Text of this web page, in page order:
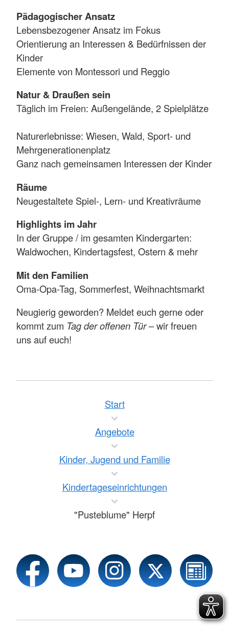
Pädagogischer Ansatz
Lebensbezogener Ansatz im Fokus
Orientierung an Interessen & Bedürfnissen der
Kinder
Elemente von Montessori und Reggio
Natur & Draußen sein
Täglich im Freien: Außengelände, 2 Spielplätze
Naturerlebnisse: Wiesen, Wald, Sport- und
Mehrgenerationenplatz
Ganz nach gemeinsamen Interessen der Kinder
Räume
Neugestaltete Spiel-, Lern- und Kreativräume
Highlights im Jahr
In der Gruppe / im gesamten Kindergarten:
Waldwochen, Kindertagsfest, Ostern & mehr
Mit den Familien
Oma-Opa-Tag, Sommerfest, Weihnachtsmarkt
Neugierig geworden? Meldet euch gerne oder
kommt zum Tag der offenen Tür– wir freuen
uns auf euch!
Start
Angebote
Kinder, Jugend und Familie
Kindertageseinrichtungen
"Pusteblume" Herpf